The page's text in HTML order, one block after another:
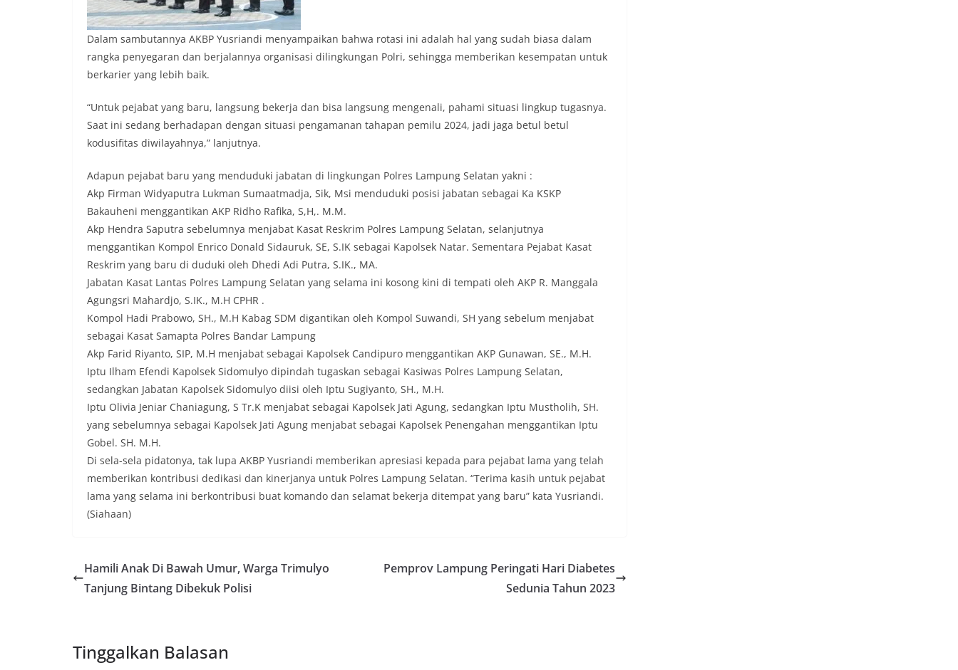
Dalam sambutannya AKBP Yusriandi menyampaikan bahwa rotasi ini adalah hal yang sudah biasa dalam
rangka penyegaran dan berjalannya organisasi dilingkungan Polri, sehingga memberikan kesempatan untuk
berkarier yang lebih baik.
“Untuk pejabat yang baru, langsung bekerja dan bisa langsung mengenali, pahami situasi lingkup tugasnya.
Saat ini sedang berhadapan dengan situasi pengamanan tahapan pemilu 2024, jadi jaga betul betul
kodusifitas diwilayahnya,” lanjutnya.
Adapun pejabat baru yang menduduki jabatan di lingkungan Polres Lampung Selatan yakni :
Akp Firman Widyaputra Lukman Sumaatmadja, Sik, Msi menduduki posisi jabatan sebagai Ka KSKP
Bakauheni menggantikan AKP Ridho Rafika, S,H,. M.M.
Akp Hendra Saputra sebelumnya menjabat Kasat Reskrim Polres Lampung Selatan, selanjutnya
menggantikan Kompol Enrico Donald Sidauruk, SE, S.IK sebagai Kapolsek Natar. Sementara Pejabat Kasat
Reskrim yang baru di duduki oleh Dhedi Adi Putra, S.IK., MA.
Jabatan Kasat Lantas Polres Lampung Selatan yang selama ini kosong kini di tempati oleh AKP R. Manggala
Agungsri Mahardjo, S.IK., M.H CPHR .
Kompol Hadi Prabowo, SH., M.H Kabag SDM digantikan oleh Kompol Suwandi, SH yang sebelum menjabat
sebagai Kasat Samapta Polres Bandar Lampung
Akp Farid Riyanto, SIP, M.H menjabat sebagai Kapolsek Candipuro menggantikan AKP Gunawan, SE., M.H.
Iptu Ilham Efendi Kapolsek Sidomulyo dipindah tugaskan sebagai Kasiwas Polres Lampung Selatan,
sedangkan Jabatan Kapolsek Sidomulyo diisi oleh Iptu Sugiyanto, SH., M.H.
Iptu Olivia Jeniar Chaniagung, S Tr.K menjabat sebagai Kapolsek Jati Agung, sedangkan Iptu Mustholih, SH.
yang sebelumnya sebagai Kapolsek Jati Agung menjabat sebagai Kapolsek Penengahan menggantikan Iptu
Gobel. SH. M.H.
Di sela-sela pidatonya, tak lupa AKBP Yusriandi memberikan apresiasi kepada para pejabat lama yang telah
memberikan kontribusi dedikasi dan kinerjanya untuk Polres Lampung Selatan. “Terima kasih untuk pejabat
lama yang selama ini berkontribusi buat komando dan selamat bekerja ditempat yang baru” kata Yusriandi.
(Siahaan)
Hamili Anak Di Bawah Umur, Warga Trimulyo
Tanjung Bintang Dibekuk Polisi
Pemprov Lampung Peringati Hari Diabetes
Sedunia Tahun 2023
Tinggalkan Balasan